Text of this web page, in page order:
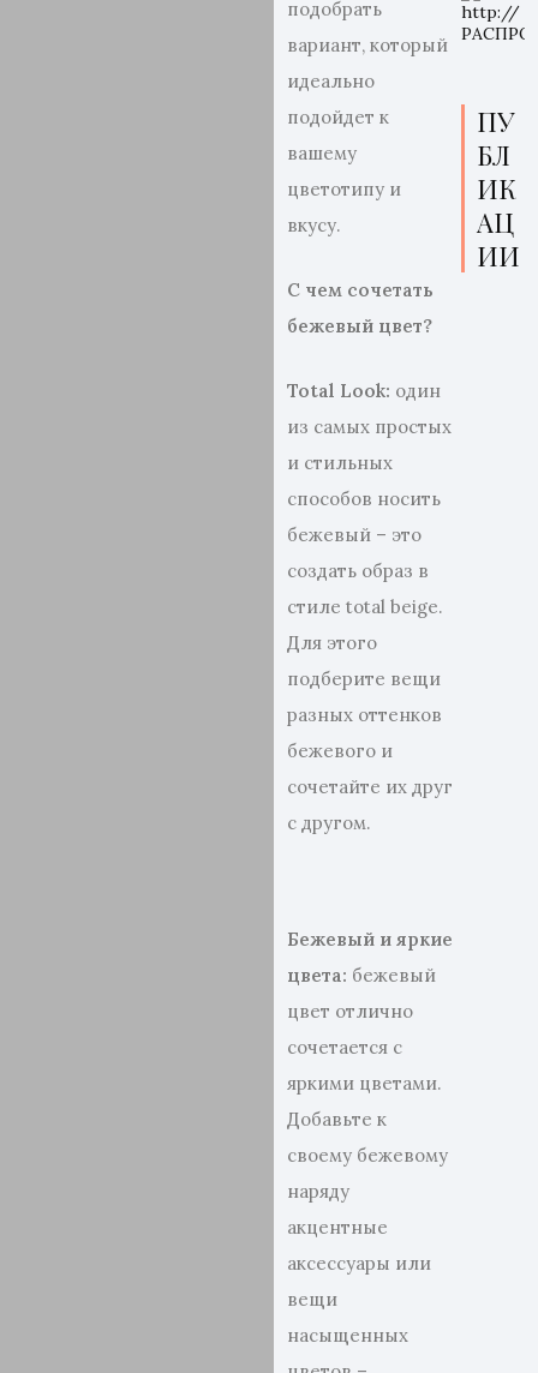
подобрать
вариант, который
идеально
подойдет к
вашему
цветотипу и
вкусу.
С чем сочетать
бежевый цвет?
Total Look: один
из самых простых
и стильных
способов носить
бежевый – это
создать образ в
стиле total beige.
Для этого
подберите вещи
разных оттенков
бежевого и
сочетайте их друг
с другом.
Бежевый и яркие
цвета: бежевый
цвет отлично
сочетается с
яркими цветами.
Добавьте к
своему бежевому
наряду
акцентные
аксессуары или
вещи
насыщенных
ПУ
БЛ
ИК
АЦ
ИИ